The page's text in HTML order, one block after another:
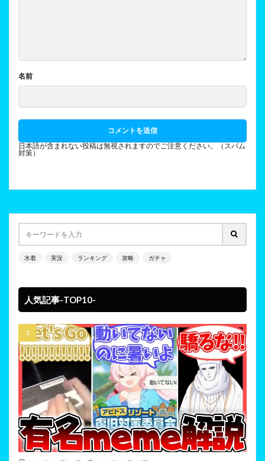
名前
日本語が含まれない投稿は無視されますのでご注意ください。（スパム
対策）
水着 実況 ランキング 攻略 ガチャ
人気記事-TOP10-